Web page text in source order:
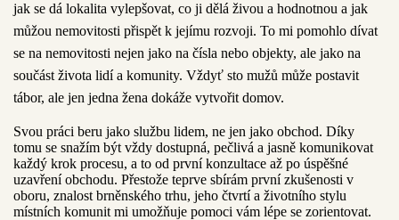
jak se dá lokalita vylepšovat, co ji dělá živou a hodnotnou a jak
můžou nemovitosti přispět k jejímu rozvoji. To mi pomohlo dívat
se na nemovitosti nejen jako na čísla nebo objekty, ale jako na
součást života lidí a komunity. Vždyť sto mužů může postavit
tábor, ale jen jedna žena dokáže vytvořit domov.
Svou práci beru jako službu lidem, ne jen jako obchod. Díky
tomu se snažím být vždy dostupná, pečlivá a jasně komunikovat
každý krok procesu, a to od první konzultace až po úspěšné
uzavření obchodu. Přestože teprve sbírám první zkušenosti v
oboru, znalost brněnského trhu, jeho čtvrtí a životního stylu
místních komunit mi umožňuje pomoci vám lépe se zorientovat.